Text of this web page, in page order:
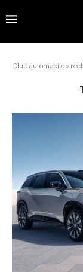
Club automobile »